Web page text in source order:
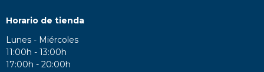
Horario de tienda
Lunes - Miércoles
11:00h - 13:00h
17:00h - 20:00h